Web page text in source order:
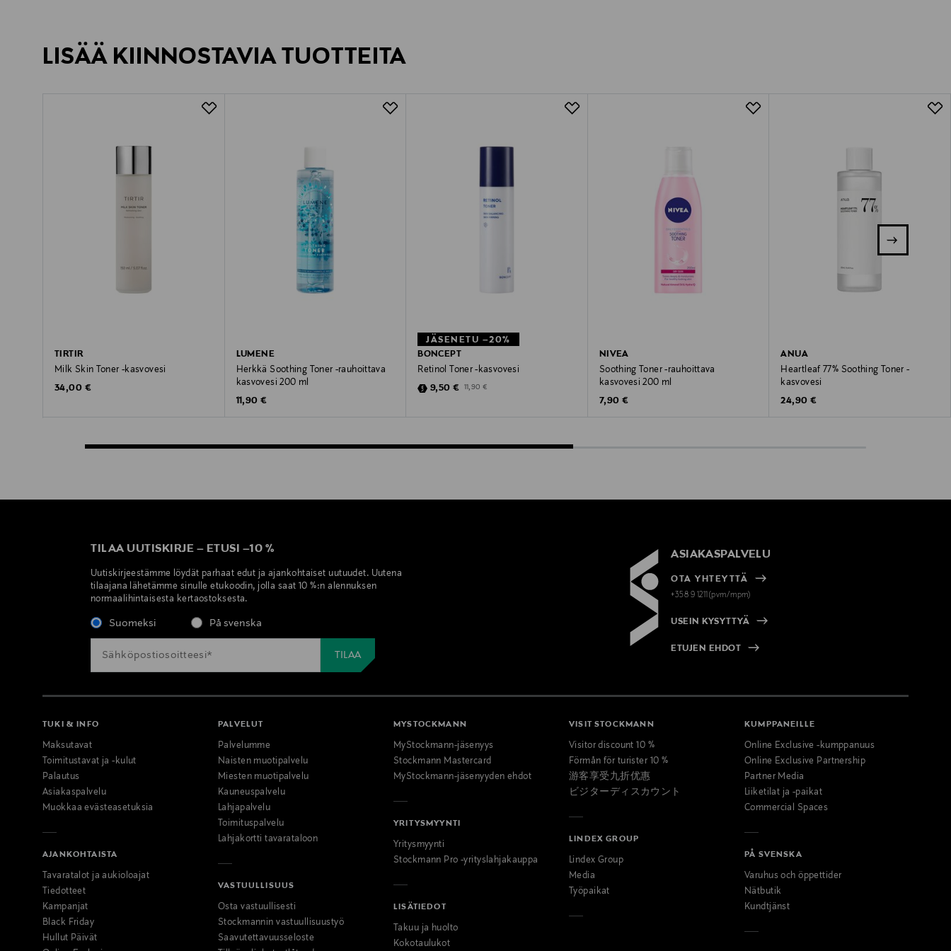
LISÄÄ KIINNOSTAVIA TUOTTEITA
TIRTIR
Milk Skin Toner -kasvovesi
Original Price
34,00 €
LUMENE
Herkkä Soothing Toner -rauhoittava
kasvovesi 200 ml
Original Price
11,90 €
JÄSENETU –20%
BONCEPT
Retinol Toner -kasvovesi
Discounted Price
9,50 € Original Price
11,90 €
NIVEA
Soothing Toner -rauhoittava
kasvovesi 200 ml
Original Price
7,90 €
ANUA
Heartleaf 77% Soothing Toner -
kasvovesi
Original Price
24,90 €
TILAA UUTISKIRJE – ETUSI –10 %
Uutiskirjeestämme löydät parhaat edut ja ajankohtaiset uutuudet. Uutena
tilaajana lähetämme sinulle etukoodin, jolla saat 10 %:n alennuksen
normaalihintaisesta kertaostoksesta.
Suomeksi På svenska
ASIAKASPALVELU
OTA YHTEYTTÄ
+358 9 1211(pvm/mpm)
USEIN KYSYTTYÄ
ETUJEN EHDOT
TUKI & INFO
Maksutavat
Toimitustavat ja -kulut
Palautus
Asiakaspalvelu
Muokkaa evästeasetuksia
AJANKOHTAISTA
Tavaratalot ja aukioloajat
Tiedotteet
Kampanjat
Black Friday
Hullut Päivät
PALVELUT
Palvelumme
Naisten muotipalvelu
Miesten muotipalvelu
Kauneuspalvelu
Lahjapalvelu
Toimituspalvelu
Lahjakortti tavarataloon
VASTUULLISUUS
Osta vastuullisesti
Stockmannin vastuullisuustyö
Saavutettavuusseloste
MYSTOCKMANN
MyStockmann-jäsenyys
Stockmann Mastercard
MyStockmann-jäsenyyden ehdot
YRITYSMYYNTI
Yritysmyynti
Stockmann Pro -yrityslahjakauppa
LISÄTIEDOT
Takuu ja huolto
Kokotaulukot
VISIT STOCKMANN
Visitor discount 10 %
Förmån för turister 10 %
游客享受九折优惠
ビジターディスカウント
LINDEX GROUP
Lindex Group
Media
Työpaikat
KUMPPANEILLE
Online Exclusive -kumppanuus
Online Exclusive Partnership
Partner Media
Liiketilat ja -paikat
Commercial Spaces
PÅ SVENSKA
Varuhus och öppettider
Nätbutik
Kundtjänst